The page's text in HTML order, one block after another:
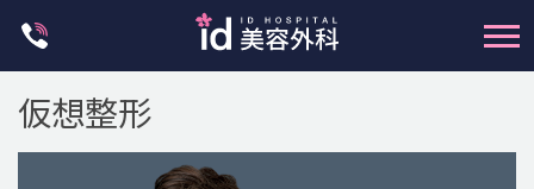
仮想整形